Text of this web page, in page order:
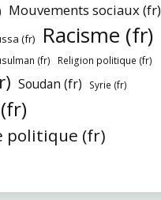
Mouvements sociaux (fr)
(fr) Racisme (fr)
(fr) Religion politique (fr)
Soudan (fr) Syrie (fr)
politique (fr)